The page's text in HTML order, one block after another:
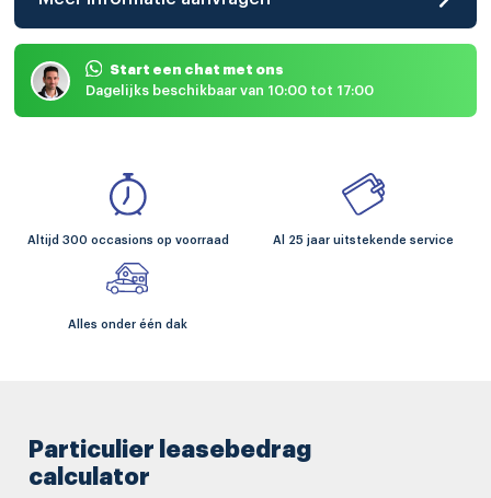
Start een chat met ons
Dagelijks beschikbaar van 10:00 tot 17:00
Altijd 300 occasions op voorraad Al 25 jaar uitstekende service
Alles onder één dak
Particulier leasebedrag
calculator